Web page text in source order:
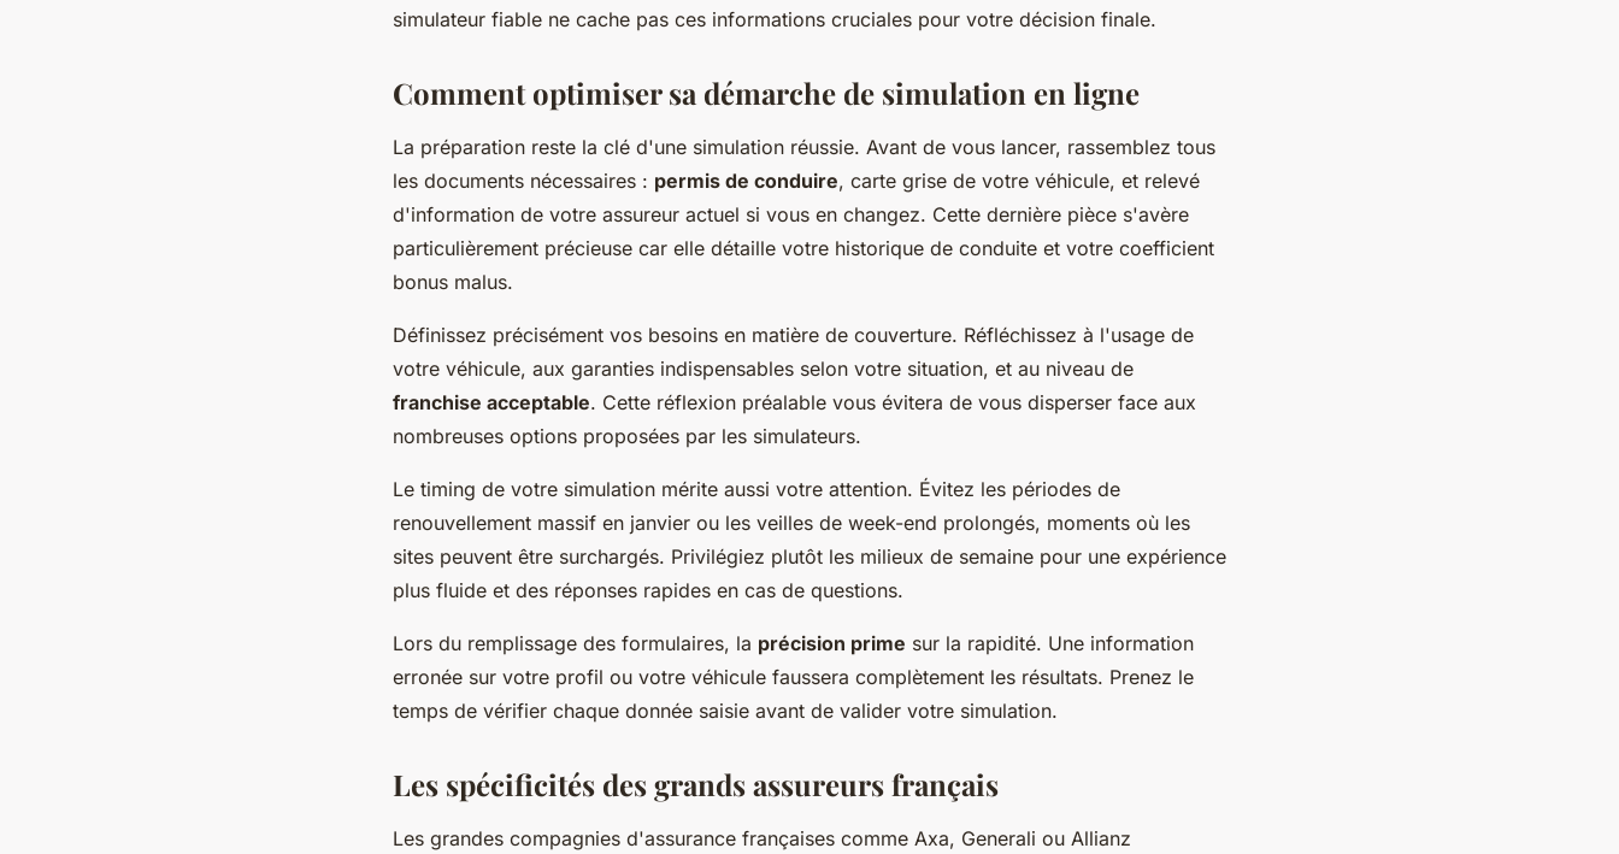
simulateur fiable ne cache pas ces informations cruciales pour votre décision finale.
Comment optimiser sa démarche de simulation en ligne
La préparation reste la clé d'une simulation réussie. Avant de vous lancer, rassemblez tous
les documents nécessaires : permis de conduire, carte grise de votre véhicule, et relevé
d'information de votre assureur actuel si vous en changez. Cette dernière pièce s'avère
particulièrement précieuse car elle détaille votre historique de conduite et votre coefficient
bonus malus.
Définissez précisément vos besoins en matière de couverture. Réfléchissez à l'usage de
votre véhicule, aux garanties indispensables selon votre situation, et au niveau de
franchise acceptable. Cette réflexion préalable vous évitera de vous disperser face aux
nombreuses options proposées par les simulateurs.
Le timing de votre simulation mérite aussi votre attention. Évitez les périodes de
renouvellement massif en janvier ou les veilles de week-end prolongés, moments où les
sites peuvent être surchargés. Privilégiez plutôt les milieux de semaine pour une expérience
plus fluide et des réponses rapides en cas de questions.
Lors du remplissage des formulaires, la précision prime sur la rapidité. Une information
erronée sur votre profil ou votre véhicule faussera complètement les résultats. Prenez le
temps de vérifier chaque donnée saisie avant de valider votre simulation.
Les spécificités des grands assureurs français
Les grandes compagnies d'assurance françaises comme Axa, Generali ou Allianz